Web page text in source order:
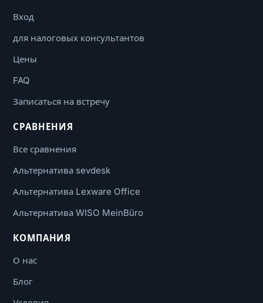
Вход
для налоговых консультантов
Цены
FAQ
Записаться на встречу
СРАВНЕНИЯ
Все сравнения
Альтернатива sevdesk
Альтернатива Lexware Office
Альтернатива WISO MeinBüro
КОМПАНИЯ
О нас
Блог